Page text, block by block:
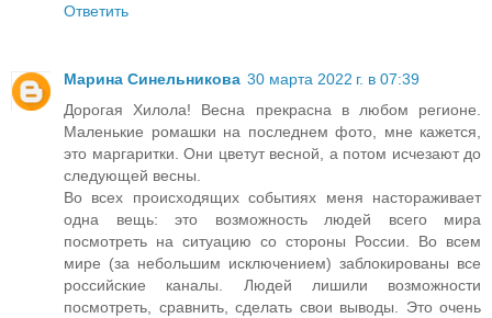
Ответить
Марина Синельникова 30 марта 2022 г. в 07:39
Дорогая Хилола! Весна прекрасна в любом регионе.
Маленькие ромашки на последнем фото, мне кажется,
это маргаритки. Они цветут весной, а потом исчезают до
следующей весны.
Во всех происходящих событиях меня настораживает
одна вещь: это возможность людей всего мира
посмотреть на ситуацию со стороны России. Во всем
мире (за небольшим исключением) заблокированы все
российские каналы. Людей лишили возможности
посмотреть, сравнить, сделать свои выводы. Это очень